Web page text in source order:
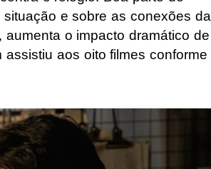
e sobre as conexões da
o impacto dramático de
aos oito filmes conforme